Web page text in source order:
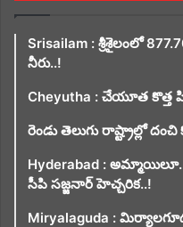
Srisailam : శ్రీశైలంలో
నీరు..!
Cheyutha : చేయూత కొత్త
రెండు తెలుగు రాష్ట్రాల్లో
Hyderabad : అమ్మాయిలూ..
సీపి సజ్జనార్ హెచ్చరిక..!
Miryalaguda :